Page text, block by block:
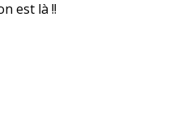
est là !!